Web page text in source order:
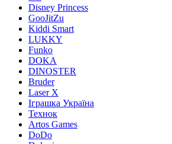
Disney Princess
GooJitZu
Kiddi Smart
LUKKY
Funko
DOKA
DINOSTER
Bruder
Laser X
Іграшка Україна
Технок
Artos Games
DoDo